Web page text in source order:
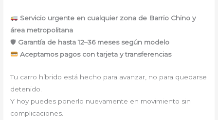
Servicio urgente en cualquier zona de Barrio Chino y
área metropolitana
🛡 Garantía de hasta 12–36 meses según modelo
Aceptamos pagos con tarjeta y transferencias
Tu carro híbrido está hecho para avanzar, no para quedarse
detenido.
Y hoy puedes ponerlo nuevamente en movimiento sin
complicaciones.